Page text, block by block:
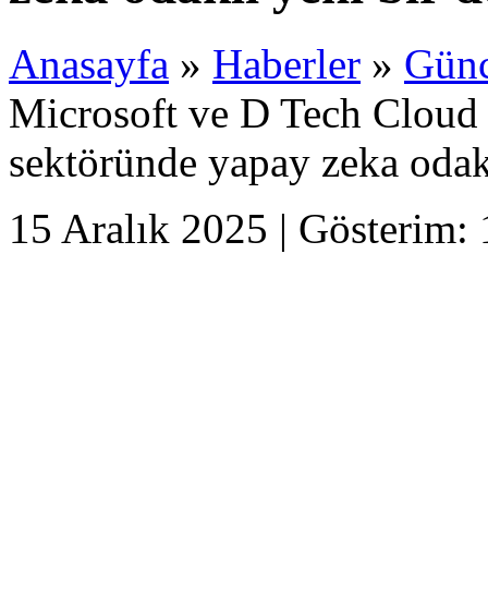
Anasayfa » Haberler »
Microsoft ve D Tech
sektöründe yapay zeka
15 Aralık 2025 |